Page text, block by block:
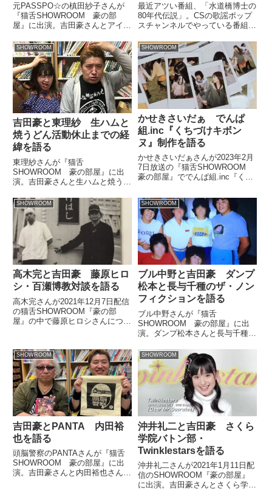
元PASSPO☆の槙田紗子さんが
『猫舌SHOWROOM 豪の部
屋』に出演。吉田豪さんとアイド
ていました。?#猫舌
SHOWROOM「豪の部屋」?㊗サ
コフェスvol.1.5が6/29(土)に開催
決定?ご視聴ありがと...
最近アツい番組、「水道橋博士の
80年代伝説」。CSの歌謡ポップ
スチャンネルでやっている番組な
よねｗ 中でも吉幾三さんがゲス
トの回はすげースイングしてまし
た。その中で、元祖日本語ラップ
「俺ら東京さ行くだ」の誕生に...
SHOWROOM
吉田豪と東理紗 生ハムと
焼うどん活動休止までの経
緯を語る
東理紗さんが『猫舌
SHOWROOM 豪の部屋』に出
演。吉田豪さんと生ハムと焼うど
経緯について振り返っていまし
た。
SHOWROOM
かせきさいだぁ でんぱ
組.inc『くちづけキボン
ヌ』制作を語る
かせきさいだぁさんが2023年2月
7日放送の『猫舌SHOWROOM
豪の部屋』ででんぱ組.inc『くち
様を話していました。
SHOWROOM
高木完と吉田豪 藤原ヒロ
シ・百瀬博教対談を語る
高木完さんが2021年12月7日配信
の猫舌SHOWROOM『豪の部
屋』の中で藤原ヒロシさんについ
いました。
SHOWROOM
ブル中野と吉田豪 ダンプ
松本と長与千種のザ・ノン
フィクションを語る
ブル中野さんが『猫舌
SHOWROOM 豪の部屋』に出
演。ダンプ松本さんと長与千種さ
『敵はリング外にいた』について
吉田豪さんと話していました。#
猫舌SHOWROOM 吉田豪オーナ
ー?「豪の部屋」?️‍♀️#ブル中...
SHOWROOM
吉田豪とPANTA 内田裕
也を語る
頭脳警察のPANTAさんが『猫舌
SHOWROOM 豪の部屋』に出
演。吉田豪さんと内田裕也さんに
SHOWROOM
沖井礼二と吉田豪 さくら
学院バトン部・
Twinklestarsを語る
沖井礼二さんが2021年1月11日配
信のSHOWROOM『豪の部屋』
に出演。吉田豪さんとさくら学院